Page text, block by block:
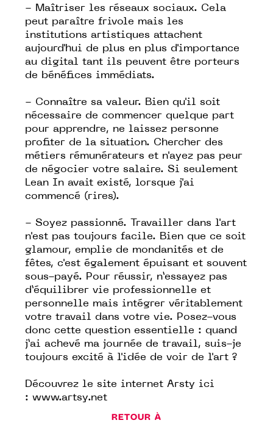
- Maîtriser les réseaux sociaux. Cela
peut paraître frivole mais les
institutions artistiques attachent
aujourd'hui de plus en plus d'importance
au digital tant ils peuvent être porteurs
de bénéfices immédiats.
- Connaître sa valeur. Bien qu'il soit
nécessaire de commencer quelque part
pour apprendre, ne laissez personne
profiter de la situation. Chercher des
métiers rémunérateurs et n'ayez pas peur
de négocier votre salaire. Si seulement
Lean In avait existé, lorsque j'ai
commencé (rires).
- Soyez passionné. Travailler dans l'art
n'est pas toujours facile. Bien que ce soit
glamour, emplie de mondanités et de
fêtes, c'est également épuisant et souvent
sous-payé. Pour réussir, n’essayez pas
d’équilibrer vie professionnelle et
personnelle mais intégrer véritablement
votre travail dans votre vie. Posez-vous
donc cette question essentielle : quand
j’ai achevé ma journée de travail, suis-je
toujours excité à l'idée de voir de l'art ?
Découvrez le site internet Arsty ici
: www.artsy.net
RETOUR À